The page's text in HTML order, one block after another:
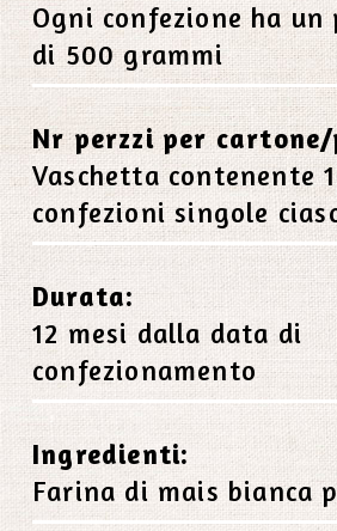
Ogni confezione ha un
di 500 grammi
Nr perzzi per cartone/
Vaschetta contenente
confezioni singole
Durata:
12 mesi dalla data di
confezionamento
Ingredienti:
Farina di mais bianca